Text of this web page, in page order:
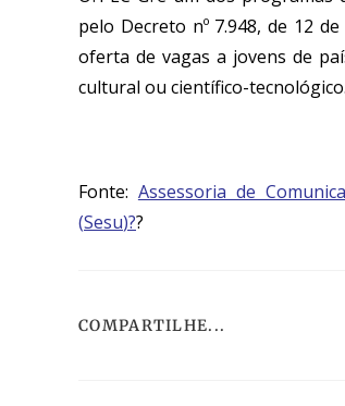
pelo Decreto nº 7.948, de 12
oferta de vagas a jovens de
cultural ou científico-
Fonte: Assessoria de
(Sesu)??
COMPARTILHE...